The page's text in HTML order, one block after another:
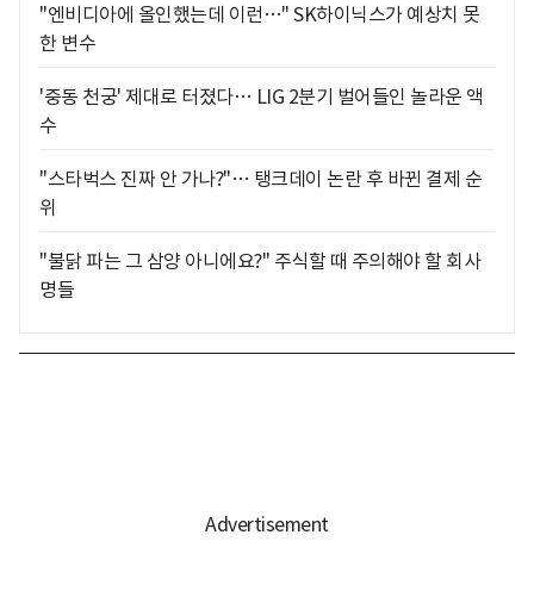
"엔비디아에 올인했는데 이런…" SK하이닉스가 예상치 못
한 변수
'중동 천궁' 제대로 터졌다… LIG 2분기 벌어들인 놀라운 액
수
"스타벅스 진짜 안 가나?"… 탱크데이 논란 후 바뀐 결제 순
위
"불닭 파는 그 삼양 아니에요?" 주식할 때 주의해야 할 회사
명들